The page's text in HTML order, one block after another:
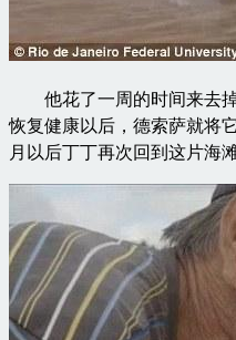
他花了一周的时间来去掉
恢复健康以后，德索萨就将
月以后丁丁再次回到这片海